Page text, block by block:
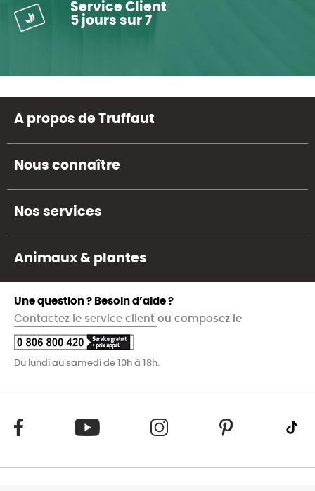
Service Client
5 jours sur 7
A propos de Truffaut
Nous connaître
Nos services
Animaux & plantes
Une question ? Besoin d’aide ?
Contactez le service client ou composez le
Du lundi au samedi de 10h à 18h.